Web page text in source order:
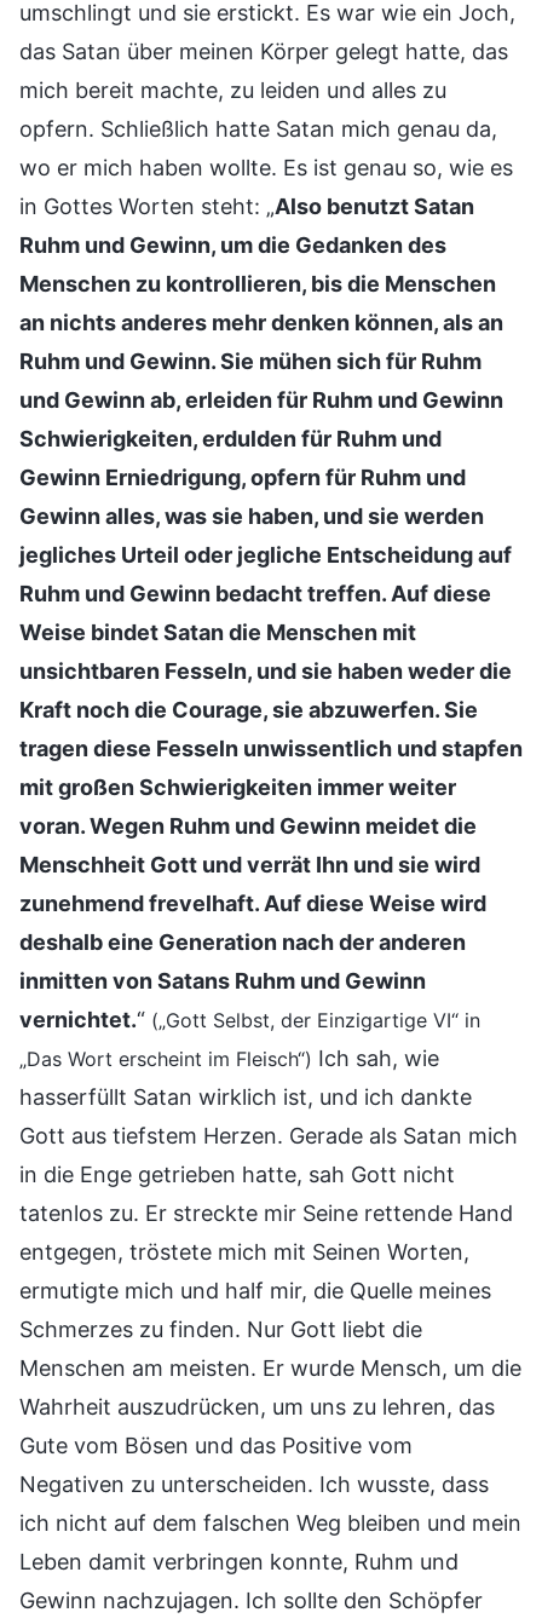
umschlingt und sie erstickt. Es war wie ein Joch,
das Satan über meinen Körper gelegt hatte, das
mich bereit machte, zu leiden und alles zu
opfern. Schließlich hatte Satan mich genau da,
wo er mich haben wollte. Es ist genau so, wie es
in Gottes Worten steht: „Also benutzt Satan
Ruhm und Gewinn, um die Gedanken des
Menschen zu kontrollieren, bis die Menschen
an nichts anderes mehr denken können, als an
Ruhm und Gewinn. Sie mühen sich für Ruhm
und Gewinn ab, erleiden für Ruhm und Gewinn
Schwierigkeiten, erdulden für Ruhm und
Gewinn Erniedrigung, opfern für Ruhm und
Gewinn alles, was sie haben, und sie werden
jegliches Urteil oder jegliche Entscheidung auf
Ruhm und Gewinn bedacht treffen. Auf diese
Weise bindet Satan die Menschen mit
unsichtbaren Fesseln, und sie haben weder die
Kraft noch die Courage, sie abzuwerfen. Sie
tragen diese Fesseln unwissentlich und stapfen
mit großen Schwierigkeiten immer weiter
voran. Wegen Ruhm und Gewinn meidet die
Menschheit Gott und verrät Ihn und sie wird
zunehmend frevelhaft. Auf diese Weise wird
deshalb eine Generation nach der anderen
inmitten von Satans Ruhm und Gewinn
vernichtet.“ („Gott Selbst, der Einzigartige VI“ in
„Das Wort erscheint im Fleisch“) Ich sah, wie
hasserfüllt Satan wirklich ist, und ich dankte
Gott aus tiefstem Herzen. Gerade als Satan mich
in die Enge getrieben hatte, sah Gott nicht
tatenlos zu. Er streckte mir Seine rettende Hand
entgegen, tröstete mich mit Seinen Worten,
ermutigte mich und half mir, die Quelle meines
Schmerzes zu finden. Nur Gott liebt die
Menschen am meisten. Er wurde Mensch, um die
Wahrheit auszudrücken, um uns zu lehren, das
Gute vom Bösen und das Positive vom
Negativen zu unterscheiden. Ich wusste, dass
ich nicht auf dem falschen Weg bleiben und mein
Leben damit verbringen konnte, Ruhm und
Gewinn nachzujagen. Ich sollte den Schöpfer